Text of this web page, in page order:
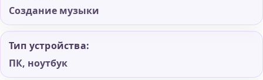
Создание музыки
Тип устройства:
ПК, ноутбук